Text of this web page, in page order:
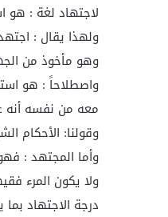
لاجتهاد لغة : هو
ولهذا يقال :
وهو مأخوذ من
واصطلاحاً : هو
معه من نفسه أنه
وقولنا: الأحكام
وأما المجتهد :
ولا يكون المرء
درجة الاجتهاد